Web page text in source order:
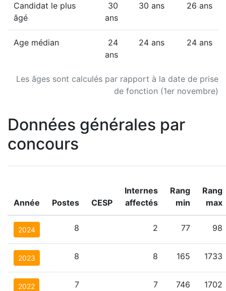
Les âges sont calculés par rapport à la date de prise
de fonction (1er novembre)
Candidat le plus
âgé
30
ans
30 ans 26 ans
Age médian
24
ans
24 ans 24 ans
Données générales par
concours
Année Postes CESP
Internes
affectés
Rang
min
Rang
max
2024 8 2 77 98
2023 8 8 165 1733
2022 7 7 746 1702